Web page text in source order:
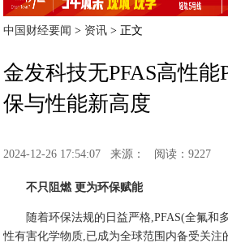
中国财经要闻 > 资讯 > 正文
金发科技无PFAS高性能
保与性能新高度
2024-12-26 17:54:07 来源： 阅读：9227
不只阻燃 更为环保赋能
随着环保法规的日益严格,PFAS(全氟和
性有害化学物质,已成为全球范围内备受关注